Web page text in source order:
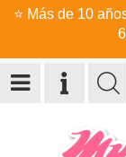
⭐ Más de 10